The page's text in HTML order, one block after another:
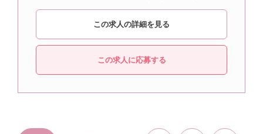
この求人の詳細を見る
この求人に応募する